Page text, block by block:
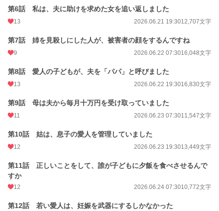
そして環自身もまた、家庭を守るため、助けを求めてきた一人の女性を追い返し
誰が一番愛されていたのか。
誰の罪なら許されるのか。
六人の女たちは手を組み、裏切り、互いの傷を抉りながら、死んだ夫とその家族
だが復讐を進めるほど、環は夫と同じように、人の弱みを利用することを覚えて
「あなた、直人さんより怖いですよ」
「そうでしょうね。あの人を十七年も支えたのは、私だもの」
これは、誰の人生でも脇役だった女が、自分の罪まで復讐の道具に変え、すべて
第6話 私は、夫に助けを求めた女を追い返しました
13 2026.06.21 19:3012,707文字
第7話 姉を見殺しにした人が、被害者の顔をするんですね
9 2026.06.22 07:3016,048文字
第8話 愛人の子どもが、夫を「パパ」と呼びました
13 2026.06.22 19:3016,830文字
第9話 母は夫から毎月十万円を受け取っていました
11 2026.06.23 07:3011,547文字
第10話 姑は、息子の愛人を管理していました
12 2026.06.23 19:3013,449文字
第11話 正しいことをして、誰が子どもに夕飯を食べさせるんで
すか
12 2026.06.24 07:3010,772文字
第12話 若い愛人は、妊娠を武器にするしかなかった